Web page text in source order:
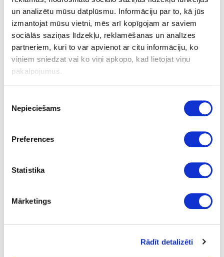
un analizētu mūsu datplūsmu. Informāciju par to, kā jūs
izmantojat mūsu vietni, mēs arī kopīgojam ar saviem
sociālās saziņas līdzekļu, reklamēšanas un analīzes
partneriem, kuri to var apvienot ar citu informāciju, ko
viņiem sniedzat vai ko viņi apkopo, kad lietojat viņu
pakalpojumus.
izvēle
Nepieciešams
Preferences
Statistika
Mārketings
Rādīt detalizēti
Drošības datu lapa
Tehniskā datu lapa
41-H607.40/2.5ALUM
Termokūstošā PUR līme kārtridža